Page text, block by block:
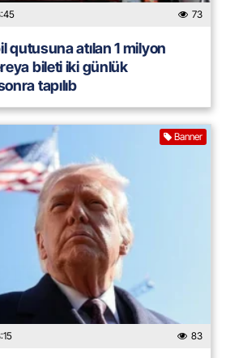
73
qutusuna atılan 1 milyon
bileti iki günlük
tapılıb
Banner
83